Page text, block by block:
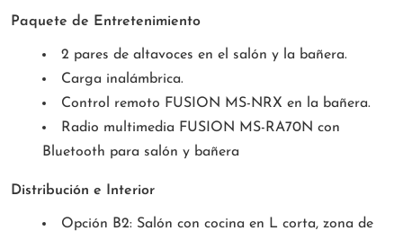
Paquete de Entretenimiento
2 pares de altavoces en el salón y la bañera.
Carga inalámbrica.
Control remoto FUSION MS-NRX en la bañera.
Radio multimedia FUSION MS-RA70N con
Bluetooth para salón y bañera
Distribución e Interior
Opción B2: Salón con cocina en L corta, zona de